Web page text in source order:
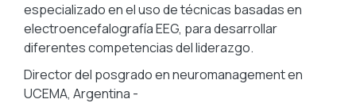
especializado en el uso de técnicas basadas en
electroencefalografía EEG, para desarrollar
diferentes competencias del liderazgo.
Director del posgrado en neuromanagement en
UCEMA, Argentina -